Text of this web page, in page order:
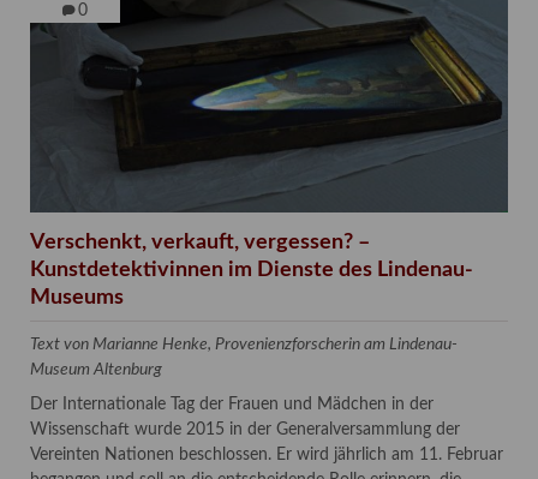
0
Verschenkt, verkauft, vergessen? –
Kunstdetektivinnen im Dienste des Lindenau-
Museums
Text von Marianne Henke, Provenienzforscherin am Lindenau-
Museum Altenburg
Der Internationale Tag der Frauen und Mädchen in der
Wissenschaft wurde 2015 in der Generalversammlung der
Vereinten Nationen beschlossen. Er wird jährlich am 11. Februar